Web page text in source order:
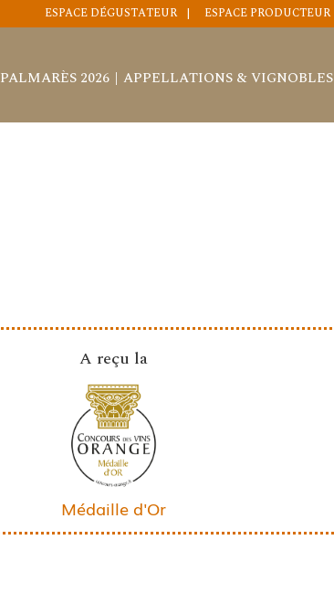
ESPACE DÉGUSTATEUR ESPACE PRODUCTEUR
PALMARÈS 2026 APPELLATIONS & VIGNOBLES
A reçu la
Médaille d'Or